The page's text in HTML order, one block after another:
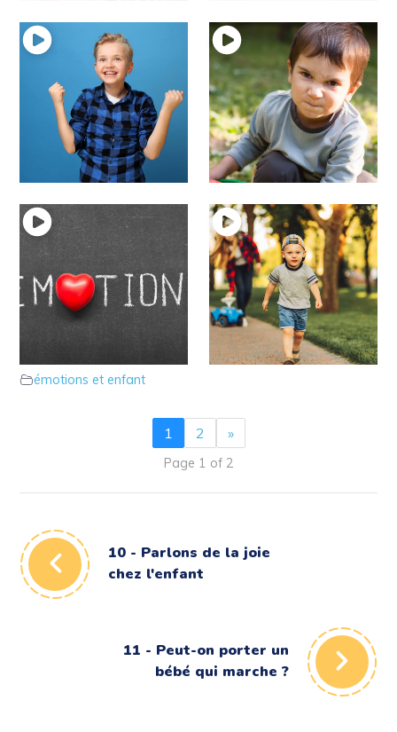
10 – Parlons de la joie
chez l’enfant
émotions et enfant
9 – Parlons de la
colère chez l’enfant
émotions et enfant
8 – Définissons ce que
sont les émotions chez
émotions et enfant
7 – L’enfant fait-il des
caprices ?
émotions et enfant
1 2 »
Page 1 of 2
10 - Parlons de la joie
chez l'enfant
11 - Peut-on porter un
bébé qui marche ?